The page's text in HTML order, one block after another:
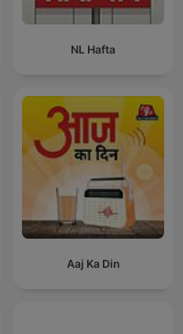
NL Hafta
Aaj Ka Din